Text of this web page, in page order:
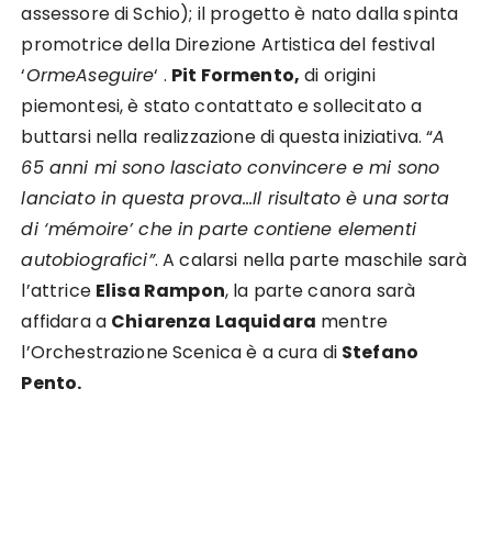
assessore di Schio); il progetto è nato dalla spinta
promotrice della Direzione Artistica del festival
‘OrmeAseguire‘ . Pit Formento, di origini
piemontesi, è stato contattato e sollecitato a
buttarsi nella realizzazione di questa iniziativa. “A
65 anni mi sono lasciato convincere e mi sono
lanciato in questa prova…Il risultato è una sorta
di ‘mémoire’ che in parte contiene elementi
autobiografici”. A calarsi nella parte maschile sarà
l’attrice Elisa Rampon, la parte canora sarà
affidara a Chiarenza Laquidara mentre
l’Orchestrazione Scenica è a cura di Stefano
Pento.